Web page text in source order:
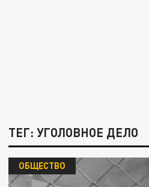
ТЕГ: УГОЛОВНОЕ ДЕЛО
ОБЩЕСТВО